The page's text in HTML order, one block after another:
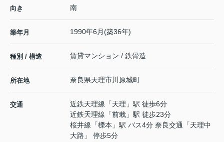
向き 南
築年月 1990年6月(築36年)
種別 / 構造 賃貸マンション / 鉄骨造
所在地 奈良県天理市川原城町
交通 近鉄天理線 「天理 」駅 徒歩6分
近鉄天理線 「前栽 」駅 徒歩23分
桜井線 「櫟本 」駅 バス4分 奈良交通「天理中
大路」 停歩5分